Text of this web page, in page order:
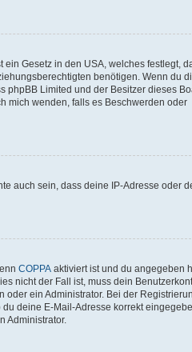
Gesetz in den USA, welches festlegt,
benötigen. Wenn du
phpBB Limited und der Besitzer dieses
mich wenden, falls es Beschwerden oder
auch sein, dass deine IP-Adresse oder
COPPA aktiviert ist und du angegeben
nicht der Fall ist, muss dein
ein Administrator. Bei der
deine E-Mail-Adresse korrekt
Administrator.